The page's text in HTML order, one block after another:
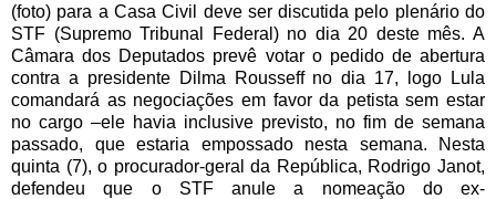
(foto) para a Casa Civil deve ser discutida pelo plenário do
STF (Supremo Tribunal Federal) no dia 20 deste mês. A
Câmara dos Deputados prevê votar o pedido de abertura
contra a presidente Dilma Rousseff no dia 17, logo Lula
comandará as negociações em favor da petista sem estar
no cargo –ele havia inclusive previsto, no fim de semana
passado, que estaria empossado nesta semana. Nesta
quinta (7), o procurador-geral da República, Rodrigo Janot,
defendeu que o STF anule a
nomeação do ex-